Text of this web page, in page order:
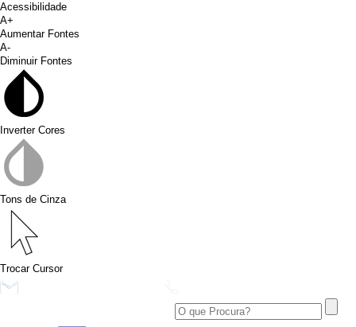
Acessibilidade
A+
Aumentar Fontes
A-
Diminuir Fontes
Inverter Cores
Tons de Cinza
Trocar Cursor